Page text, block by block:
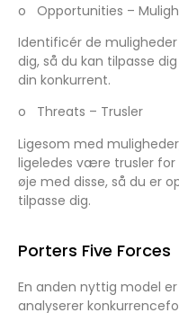
o
Opportunities –
Identificér de
dig, så du kan tilpasse
din konkurrent.
o
Threats – Trusler
Ligesom med
ligeledes være trusler
øje med disse, så du er
tilpasse dig.
Porters Five Forces
En anden nyttig model er
analyserer